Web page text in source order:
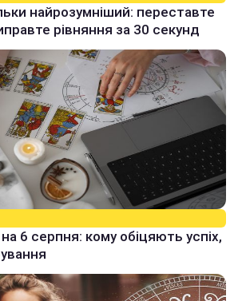
найрозумніший: переставте
рівняння за 30 секунд
6 серпня: кому обіцяють успіх,